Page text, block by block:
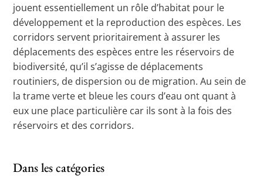
jouent essentiellement un rôle d’habitat pour le
développement et la reproduction des espèces. Les
corridors servent prioritairement à assurer les
déplacements des espèces entre les réservoirs de
biodiversité, qu’il s’agisse de déplacements
routiniers, de dispersion ou de migration. Au sein de
la trame verte et bleue les cours d’eau ont quant à
eux une place particulière car ils sont à la fois des
réservoirs et des corridors.
Dans les catégories